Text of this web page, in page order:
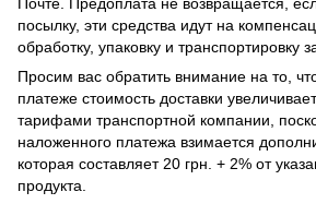
посылку, эти средства идут на
обработку, упаковку и транспортировку
Просим вас обратить внимание на то,
платеже стоимость доставки
тарифами транспортной компании,
наложенного платежа взимается
которая составляет 20 грн. + 2% от
продукта.